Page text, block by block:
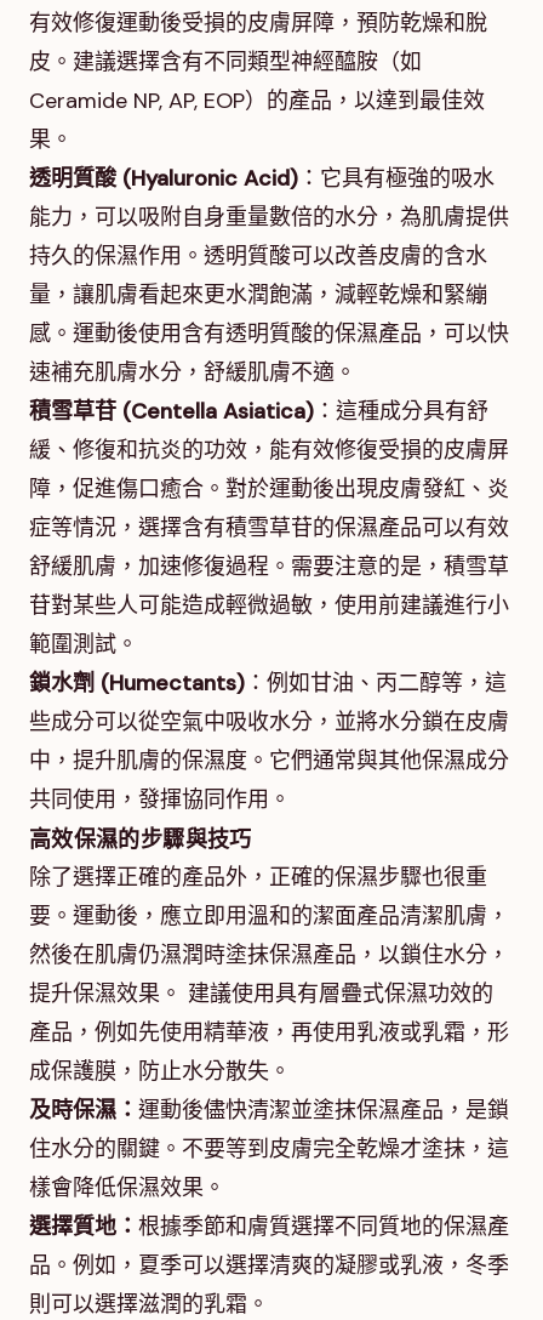
有效修復運動後受損的皮膚屏障，預防乾燥和脫
皮。建議選擇含有不同類型神經醯胺（如
Ceramide NP, AP, EOP）的產品，以達到最佳效
果。
透明質酸 (Hyaluronic Acid) ：它具有極強的吸水
能力，可以吸附自身重量數倍的水分，為肌膚提供
持久的保濕作用。透明質酸可以改善皮膚的含水
量，讓肌膚看起來更水潤飽滿，減輕乾燥和緊繃
感。運動後使用含有透明質酸的保濕產品，可以快
速補充肌膚水分，舒緩肌膚不適。
積雪草苷 (Centella Asiatica) ：這種成分具有舒
緩、修復和抗炎的功效，能有效修復受損的皮膚屏
障，促進傷口癒合。對於運動後出現皮膚發紅、炎
症等情況，選擇含有積雪草苷的保濕產品可以有效
舒緩肌膚，加速修復過程。需要注意的是，積雪草
苷對某些人可能造成輕微過敏，使用前建議進行小
範圍測試。
鎖水劑 (Humectants) ：例如甘油、丙二醇等，這
些成分可以從空氣中吸收水分，並將水分鎖在皮膚
中，提升肌膚的保濕度。它們通常與其他保濕成分
共同使用，發揮協同作用。
高效保濕的步驟與技巧
除了選擇正確的產品外，正確的保濕步驟也很重
要。運動後，應立即用溫和的潔面產品清潔肌膚，
然後在肌膚仍濕潤時塗抹保濕產品，以鎖住水分，
提升保濕效果。 建議使用具有層疊式保濕功效的
產品，例如先使用精華液，再使用乳液或乳霜，形
成保護膜，防止水分散失。
及時保濕： 運動後儘快清潔並塗抹保濕產品，是鎖
住水分的關鍵。不要等到皮膚完全乾燥才塗抹，這
樣會降低保濕效果。
選擇質地： 根據季節和膚質選擇不同質地的保濕產
品。例如，夏季可以選擇清爽的凝膠或乳液，冬季
則可以選擇滋潤的乳霜。